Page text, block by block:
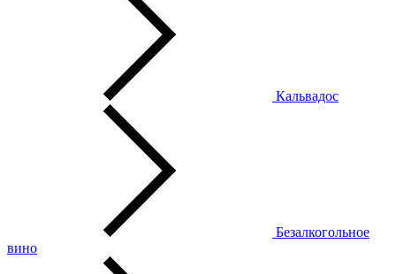
Кальвадос
Безалкогольное
вино